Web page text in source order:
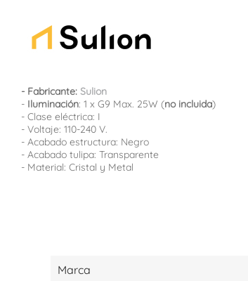
- Fabricante: Sulion
- Iluminación: 1 x G9 Max. 25W (no incluida)
- Clase eléctrica: I
- Voltaje: 110-240 V.
- Acabado estructura: Negro
- Acabado tulipa: Transparente
- Material: Cristal y Metal
Marca